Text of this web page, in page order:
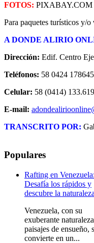
FOTOS: PIXABAY.COM
Para paquetes turísticos y/
A DONDE ALIRIO
Dirección: Edif. Centro
Teléfonos: 58 0424
Celular: 58 (0414)
E-mail:
TRANSCRITO POR:
Populares
Rafting en Venezuela:
Desafía los rápidos y
descubre la naturaleza
Venezuela, con su
exuberante
paisajes de ensueño,
convierte en un...